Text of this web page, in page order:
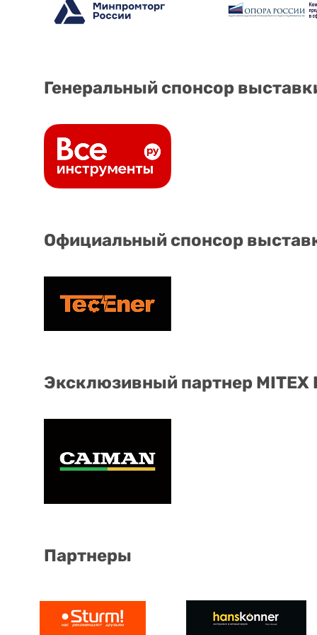
Генеральный спонсор
Официальный спонсор
Эксклюзивный партнер
Партнеры